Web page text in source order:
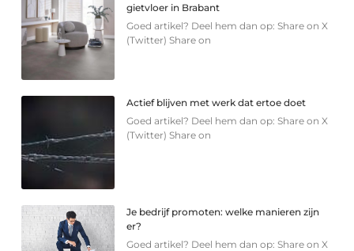
gietvloer in Brabant
Goed artikel? Deel hem dan op: Share on X
(Twitter) Share on
Actief blijven met werk dat ertoe doet
Goed artikel? Deel hem dan op: Share on X
(Twitter) Share on
Je bedrijf promoten: welke manieren zijn
er?
Goed artikel? Deel hem dan op: Share on X